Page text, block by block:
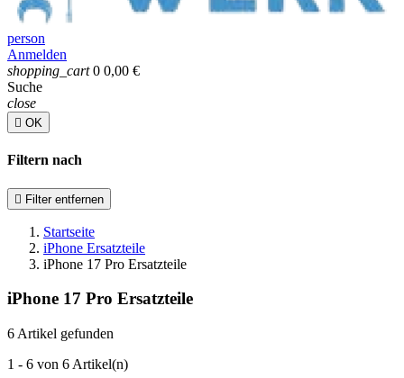
person
Anmelden
shopping_cart 0 0,00 €
Suche
close
 OK
Filtern nach
 Filter entfernen
Startseite
iPhone Ersatzteile
iPhone 17 Pro Ersatzteile
iPhone 17 Pro Ersatzteile
6 Artikel gefunden
1 - 6 von 6 Artikel(n)